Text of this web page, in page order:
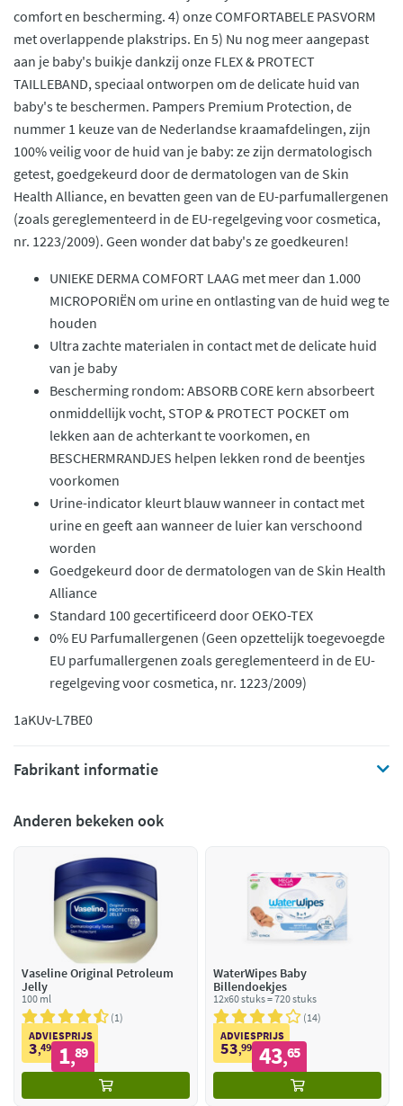
comfort en bescherming. 4) onze COMFORTABELE PASVORM
met overlappende plakstrips. En 5) Nu nog meer aangepast
aan je baby's buikje dankzij onze FLEX & PROTECT
TAILLEBAND, speciaal ontworpen om de delicate huid van
baby's te beschermen. Pampers Premium Protection, de
nummer 1 keuze van de Nederlandse kraamafdelingen, zijn
100% veilig voor de huid van je baby: ze zijn dermatologisch
getest, goedgekeurd door de dermatologen van de Skin
Health Alliance, en bevatten geen van de EU-parfumallergenen
(zoals gereglementeerd in de EU-regelgeving voor cosmetica,
nr. 1223/2009). Geen wonder dat baby's ze goedkeuren!
UNIEKE DERMA COMFORT LAAG met meer dan 1.000
MICROPORIËN om urine en ontlasting van de huid weg te
houden
Ultra zachte materialen in contact met de delicate huid
van je baby
Bescherming rondom: ABSORB CORE kern absorbeert
onmiddellijk vocht, STOP & PROTECT POCKET om
lekken aan de achterkant te voorkomen, en
BESCHERMRANDJES helpen lekken rond de beentjes
voorkomen
Urine-indicator kleurt blauw wanneer in contact met
urine en geeft aan wanneer de luier kan verschoond
worden
Goedgekeurd door de dermatologen van de Skin Health
Alliance
Standard 100 gecertificeerd door OEKO-TEX
0% EU Parfumallergenen (Geen opzettelijk toegevoegde
EU parfumallergenen zoals gereglementeerd in de EU-
regelgeving voor cosmetica, nr. 1223/2009)
1aKUv-L7BE0
Fabrikant informatie
Anderen bekeken ook
Vaseline Original Petroleum
Jelly
100 ml
1
ADVIESPRIJS
3,49 1,89
WaterWipes Baby
Billendoekjes
12x60 stuks = 720 stuks
14
ADVIESPRIJS
53,99 43,65